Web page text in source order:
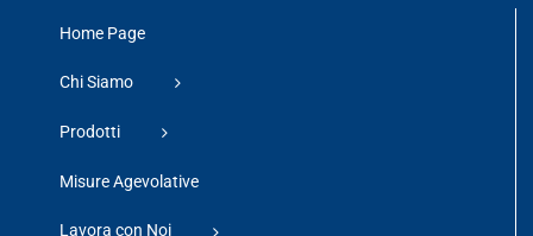
Home Page
Chi Siamo
Prodotti
Misure Agevolative
Lavora con Noi